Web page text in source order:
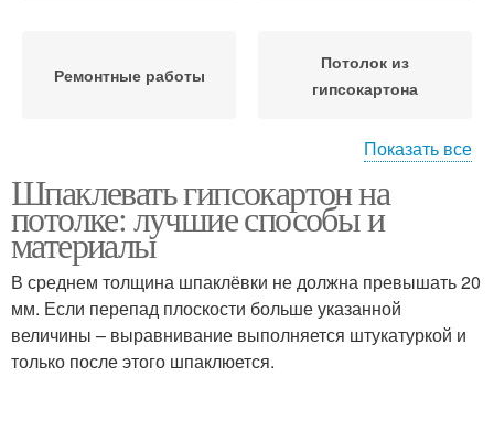
Ремонтные работы
Потолок из
гипсокартона
Шпаклевок на потолок Краски для потолка
Показать все
Шпаклевать гипсокартон на
потолке: лучшие способы и
материалы
В среднем толщина шпаклёвки не должна превышать 20
мм. Если перепад плоскости больше указанной
величины – выравнивание выполняется штукатуркой и
только после этого шпаклюется.